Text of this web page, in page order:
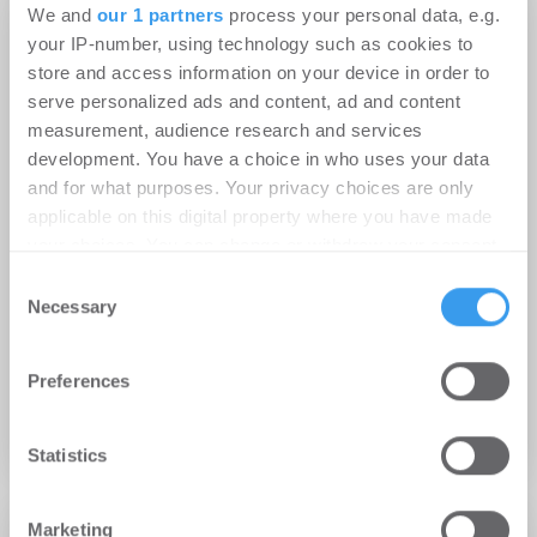
We and our 1 partners process your personal data, e.g.
your IP-number, using technology such as cookies to
store and access information on your device in order to
serve personalized ads and content, ad and content
measurement, audience research and services
development. You have a choice in who uses your data
and for what purposes. Your privacy choices are only
applicable on this digital property where you have made
the Privacy trigger icon.
Find out more about how your personal data is processed
and set your preferences in the
We use cookies to personalise content and ads, to
provide social media features and to analyse our traffic.
Selection
Necessary
Preferences
Statistics
Marketing
Savills verwaltet für Barings rund 19.000 m²
auf dem leo Business Campus Stuttgart